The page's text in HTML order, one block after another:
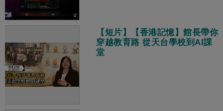
【短片】【香港記憶】館長帶你
穿越教育路 從天台學校到AI課
堂